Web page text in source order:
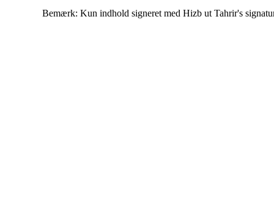
Bemærk: Kun indhold signeret med Hizb ut Tahrir's